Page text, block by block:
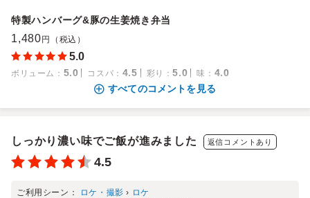
特製ハンバーグ&豚の生姜焼き弁当
1,480 円（税込）
5.0
ボリューム ： 5.0 コスパ ： 4.5 彩り ：5.0 味 ： 4.0
すべてのコメントを見る
しっかり濃い味でご飯が進みました 返信コメントあり
4.5
ご利用シーン： ロケ・撮影 › ロケ